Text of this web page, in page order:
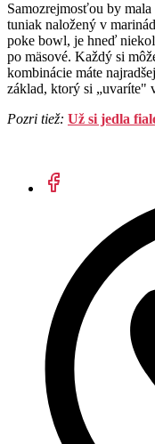
Samozrejmosťou by
tuniak naložený v
poke bowl, je hneď
po mäsové. Každý si
kombinácie máte
základ, ktorý si „uvaríte"
Pozri tiež: Už si jedla